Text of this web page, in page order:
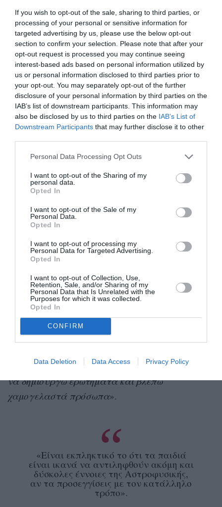
If you wish to opt-out of the sale, sharing to third parties, or
processing of your personal or sensitive information for
targeted advertising by us, please use the below opt-out
section to confirm your selection. Please note that after your
opt-out request is processed you may continue seeing
interest-based ads based on personal information utilized by
us or personal information disclosed to third parties prior to
your opt-out. You may separately opt-out of the further
disclosure of your personal information by third parties on the
IAB’s list of downstream participants. This information may
also be disclosed by us to third parties on the IAB’s List of
Downstream Participants that may further disclose it to other
Personal Data Processing Opt Outs
I want to opt-out of the Sharing of my
personal data.
Opted In
I want to opt-out of the Sale of my
Personal Data.
Opted In
I want to opt-out of processing my
Personal Data for Targeted Advertising.
Opted In
I want to opt-out of Collection, Use,
Retention, Sale, and/or Sharing of my
Personal Data that Is Unrelated with the
Purposes for which it was collected.
Opted In
CONFIRM
Data Deletion Data Access Privacy Policy
της Αστρονομίας και τη διαθεματική
διδασκαλία. Επιπλέον, οι “ήχοι του
διαστήματος” μπορούν να χρησιμοποιηθούν στη
μουσική σύνθεση και την καλλιτεχνική ερμηνεία.
Στο Κέντρο Επισκεπτών Θησείου, στο
Αστεροσκοπείο, μαζί με την ομάδα που
υλοποιούμε τις δράσεις για το ευρύ κοινό έχω
την χαρά να αναπτύσσω κάποιες από τις
παραπάνω ιδέες και να σχεδιάζουμε βραδιές
μουσική, τηνποίηση, τιςπαραστατικές
τέχνες, ταεικαστικά».
κοινόκαι ειδικά με τα παιδιά
εκπληκτικό το ότι τα παιδιά είναι ικανά να
αντιληφθούν ακόμη και δύσκολες έννοιες της
Αστροφυσικής, αν τα προσεγγίσεις με τον
κατάλληλο τρόπο. Ανάλογα λοιπόν με το κοινό
με το οποίο έρχομαι σε επαφή, χρειάζεται να
εφευρίσκω τρόπους επικοινωνίας
χρησιμοποιώντας όχι μόνο τις γνώσεις μου, αλλά
και τον αυθορμητισμό, την έκπληξη, το παιχνίδι,
προσφέρει μεγάλη χαρά, ιδίως όταν καταφέρνω
να δημιουργώ ερωτήματα και βλέπω
χαμογελαστά πρόσωπα».
«Είναι εκπληκτικό το ότι τα παιδιά
είναι ικανά να αντιληφθούν ακόμη και
δύσκολες έννοιες της Αστροφυσικής,
αν τα προσεγγίσεις με τον κατάλληλο
τρόπο».